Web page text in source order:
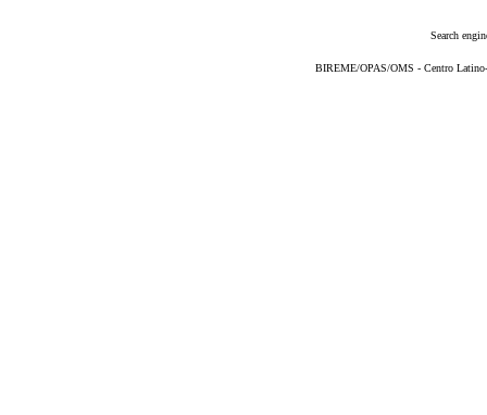
Search
BIREME/OPAS/OMS - Centro Latino-